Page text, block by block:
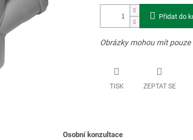
Přidat do
Obrázky mohou mít
TISK ZEPTAT SE
Osobní konzultace